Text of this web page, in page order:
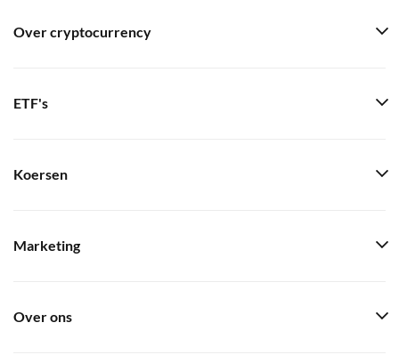
Over cryptocurrency
ETF's
Koersen
Marketing
Over ons